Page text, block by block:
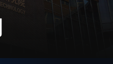
先进集成技术研究所